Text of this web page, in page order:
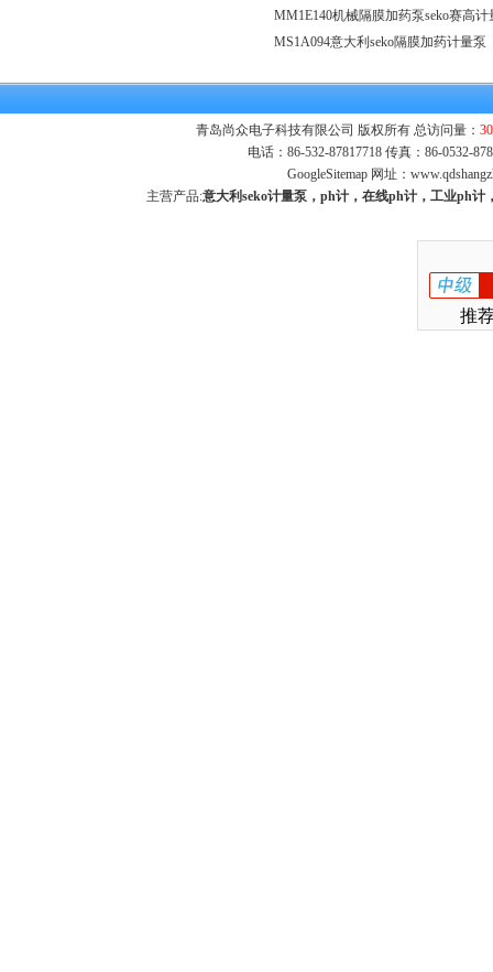
‍MM1E140机械隔膜加药泵seko赛高计
MS1A094意大利seko隔膜加药计量泵
青岛尚众电子科技有限公司 版权所有 总访问量：
电话：86-532-87817718 传真：86-0532-
GoogleSitemap网址：
主营产品:意大利seko计量泵，ph计，在线ph计，工业ph
推